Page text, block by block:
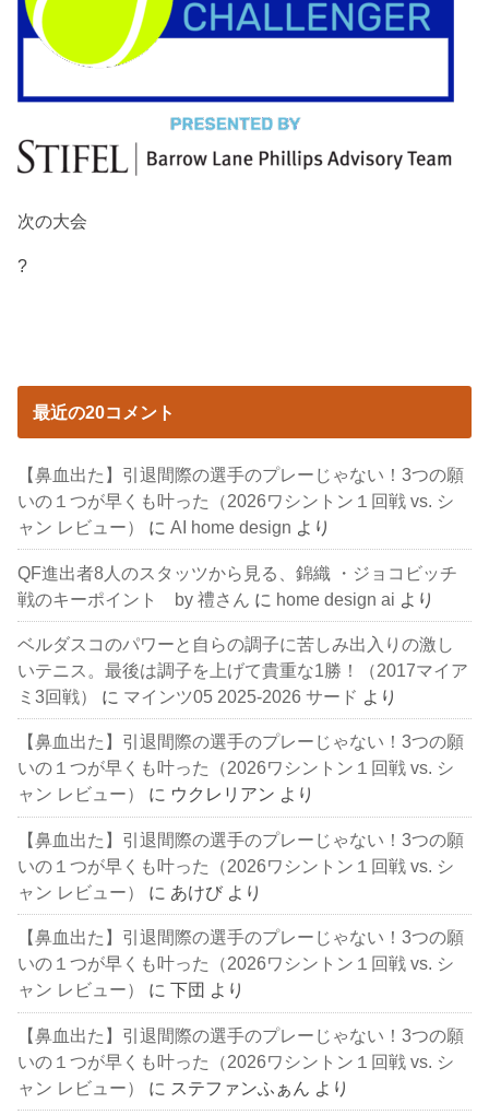
次の大会
?
最近の20コメント
【鼻血出た】引退間際の選手のプレーじゃない！3つの願
いの１つが早くも叶った（2026ワシントン１回戦 vs. シ
ャン レビュー）
にAI home design より
QF進出者8人のスタッツから見る、錦織 ・ジョコビッチ
戦のキーポイント by 禮さん
に home design ai より
ベルダスコのパワーと自らの調子に苦しみ出入りの激し
いテニス。最後は調子を上げて貴重な1勝！（2017マイア
ミ3回戦）
に マインツ05 2025-2026 サード より
【鼻血出た】引退間際の選手のプレーじゃない！3つの願
いの１つが早くも叶った（2026ワシントン１回戦 vs. シ
ャン レビュー）
に ウクレリアン より
【鼻血出た】引退間際の選手のプレーじゃない！3つの願
いの１つが早くも叶った（2026ワシントン１回戦 vs. シ
ャン レビュー）
に あけび より
【鼻血出た】引退間際の選手のプレーじゃない！3つの願
いの１つが早くも叶った（2026ワシントン１回戦 vs. シ
ャン レビュー）
に下団 より
【鼻血出た】引退間際の選手のプレーじゃない！3つの願
いの１つが早くも叶った（2026ワシントン１回戦 vs. シ
ャン レビュー）
に ステファンふぁん より